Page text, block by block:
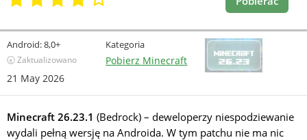
Android:8,0+
🕣 Zaktualizowano
21 May 2026
Kategoria
Pobierz Minecraft
Minecraft 26.23.1 (Bedrock) – deweloperzy niespodziewanie
wydali pełną wersję na Androida. W tym patchu nie ma nic